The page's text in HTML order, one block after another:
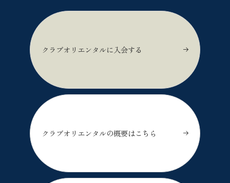
クラブオリエンタルに入会する
クラブオリエンタルの概要はこちら